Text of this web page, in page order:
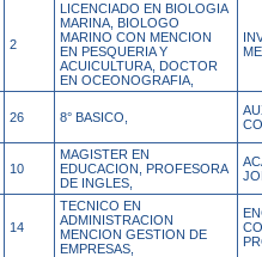
2
LICENCIADO EN BIOLOGIA
MARINA, BIOLOGO
MARINO CON MENCION
EN PESQUERIA Y
ACUICULTURA, DOCTOR
EN OCEONOGRAFIA,
26 8° BASICO,
10
MAGISTER EN
EDUCACION, PROFESORA
DE INGLES,
14
TECNICO EN
ADMINISTRACION
MENCION GESTION DE
EMPRESAS,